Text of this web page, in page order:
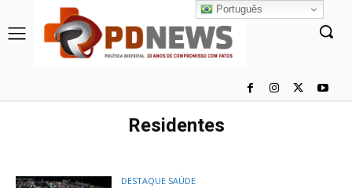
Residentes
DESTAQUE SAÚDE
Português